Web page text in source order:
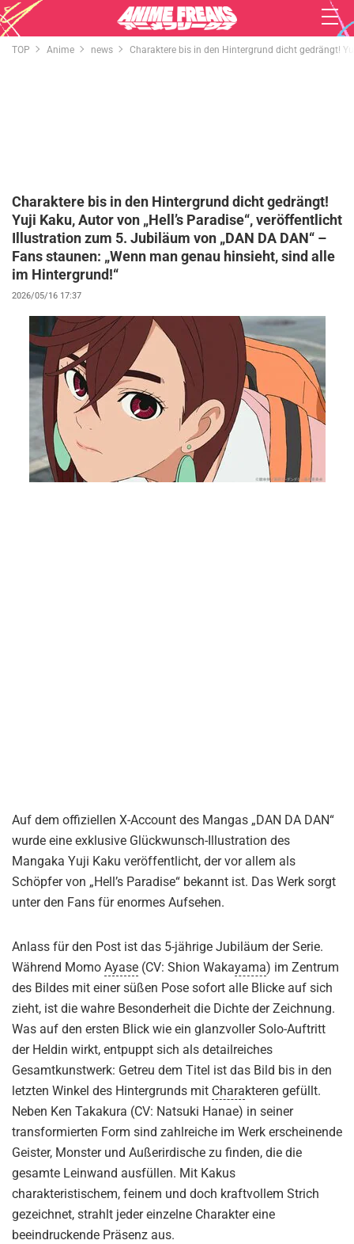
TOP Anime news Charaktere bis in den Hintergrund dicht gedrängt!
Charaktere bis in den Hintergrund dicht gedrängt!
Yuji Kaku, Autor von „Hell’s Paradise“, veröffentlicht
Illustration zum 5. Jubiläum von „DAN DA DAN“ –
Fans staunen: „Wenn man genau hinsieht, sind alle
im Hintergrund!“
2026/05/16 17:37
Auf dem offiziellen X-Account des Mangas „DAN DA DAN“
wurde eine exklusive Glückwunsch-Illustration des
Mangaka Yuji Kaku veröffentlicht, der vor allem als
Schöpfer von „Hell’s Paradise“ bekannt ist. Das Werk sorgt
unter den Fans für enormes Aufsehen.
Anlass für den Post ist das 5-jährige Jubiläum der Serie.
Während Momo Ayase (CV: Shion Wakayama) im Zentrum
des Bildes mit einer süßen Pose sofort alle Blicke auf sich
zieht, ist die wahre Besonderheit die Dichte der Zeichnung.
Was auf den ersten Blick wie ein glanzvoller Solo-Auftritt
der Heldin wirkt, entpuppt sich als detailreiches
Gesamtkunstwerk: Getreu dem Titel ist das Bild bis in den
letzten Winkel des Hintergrunds mit Charakteren gefüllt.
Neben Ken Takakura (CV: Natsuki Hanae) in seiner
transformierten Form sind zahlreiche im Werk erscheinende
Geister, Monster und Außerirdische zu finden, die die
gesamte Leinwand ausfüllen. Mit Kakus
charakteristischem, feinem und doch kraftvollem Strich
gezeichnet, strahlt jeder einzelne Charakter eine
beeindruckende Präsenz aus.